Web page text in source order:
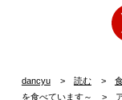
dancyu 読む
を食べています～